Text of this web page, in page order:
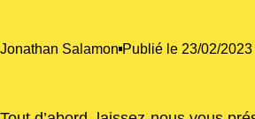
Jonathan Salamon Publié le 23/02/2023